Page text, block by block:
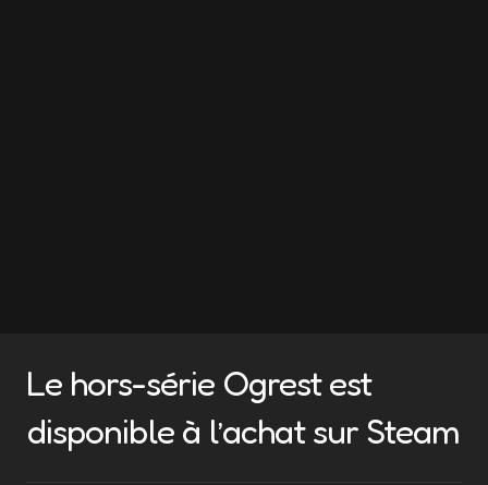
Le hors-série Ogrest est
disponible à l’achat sur Steam